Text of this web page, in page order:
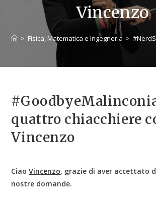
Vincenzo
> Fisica, Matematica e Ingegneria >
quattro chiacchiere
Vincenzo
CiaoVincenzo, grazie di aver accettato
nostre domande.